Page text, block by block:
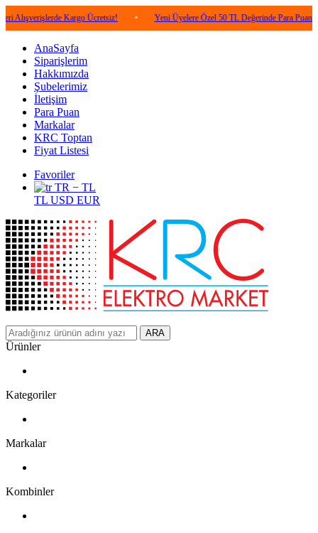
Kargo Ücretsiz! • Yeni Üyelere Özel 50 TL Değerinde Para Puan! •
AnaSayfa
Siparişlerim
Hakkımızda
Şubelerimiz
İletişim
Para Puan
Markalar
KRC Toptan
Fiyat Listesi
Favoriler
TR − TL
TL USD EUR
ARA
Ürünler
Kategoriler
Markalar
Kombinler